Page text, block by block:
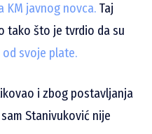
javnog novca. Taj
tako što je tvrdio da su
svoje plate.
i zbog postavljanja
Stanivuković nije